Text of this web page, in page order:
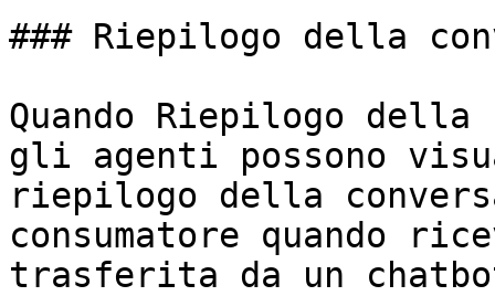
### Riepilogo della
Quando Riepilogo
gli agenti possono
riepilogo della
consumatore quando
trasferita da un